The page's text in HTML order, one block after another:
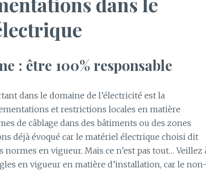
: être 100% responsable
dans le domaine de l’électricité est la
et restrictions locales en matière
de câblage dans des bâtiments ou des zones
déjà évoqué car le matériel électrique choisi dit
en vigueur. Mais ce n’est pas tout… Veillez
en vigueur en matière d’installation, car le non-